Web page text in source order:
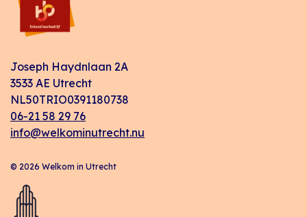
Joseph Haydnlaan 2A
3533 AE Utrecht
NL50TRIO0391180738
06-21 58 29 76
info@welkominutrecht.nu
© 2026 Welkom in Utrecht